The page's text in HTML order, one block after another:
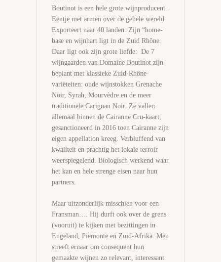
Boutinot is een hele grote wijnproducent.
Eentje met armen over de gehele wereld.
Exporteert naar 40 landen. Zijn “home-
base en wijnhart ligt in de Zuid Rhône.
Daar ligt ook zijn grote liefde: De 7
wijngaarden van Domaine Boutinot zijn
beplant met klassieke Zuid-Rhône-
variëteiten: oude wijnstokken Grenache
Noir, Syrah, Mourvèdre en de meer
traditionele Carignan Noir. Ze vallen
allemaal binnen de Cairanne Cru-kaart,
gesanctioneerd in 2016 toen Cairanne zijn
eigen appellation kreeg. Verbluffend van
kwaliteit en prachtig het lokale terroir
weerspiegelend. Biologisch werkend waar
het kan en hele strenge eisen naar hun
partners.
Maar uitzonderlijk misschien voor een
Fransman…. Hij durft ook over de grens
(vooruit) te kijken met bezittingen in
Engeland, Piëmonte en Zuid-Afrika. Men
streeft ernaar om consequent hun
gemaakte wijnen zo relevant, interessant